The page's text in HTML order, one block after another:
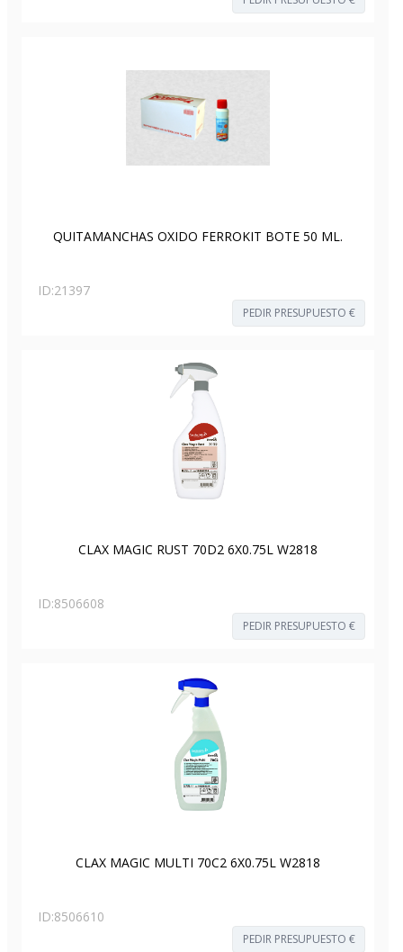
QUITAMANCHAS OXIDO FERROKIT BOTE 50 ML.
ID:21397
PEDIR PRESUPUESTO €
CLAX MAGIC RUST 70D2 6X0.75L W2818
ID:8506608
PEDIR PRESUPUESTO €
CLAX MAGIC MULTI 70C2 6X0.75L W2818
ID:8506610
PEDIR PRESUPUESTO €